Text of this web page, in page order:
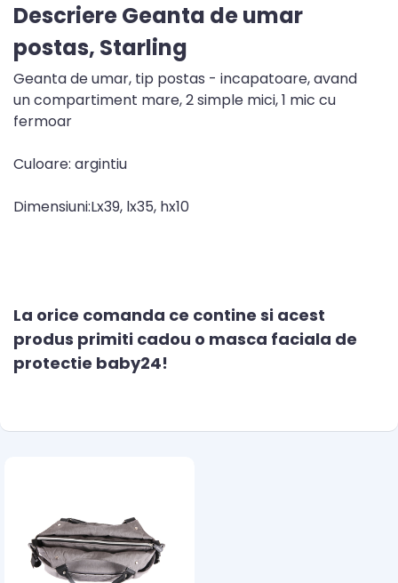
Descriere Geanta de umar
postas, Starling
Geanta de umar, tip postas - incapatoare, avand
un compartiment mare, 2 simple mici, 1 mic cu
fermoar
Culoare: argintiu
Dimensiuni:Lx39, lx35, hx10
La orice comanda ce contine si acest
produs primiti cadou o masca faciala de
protectie baby24!